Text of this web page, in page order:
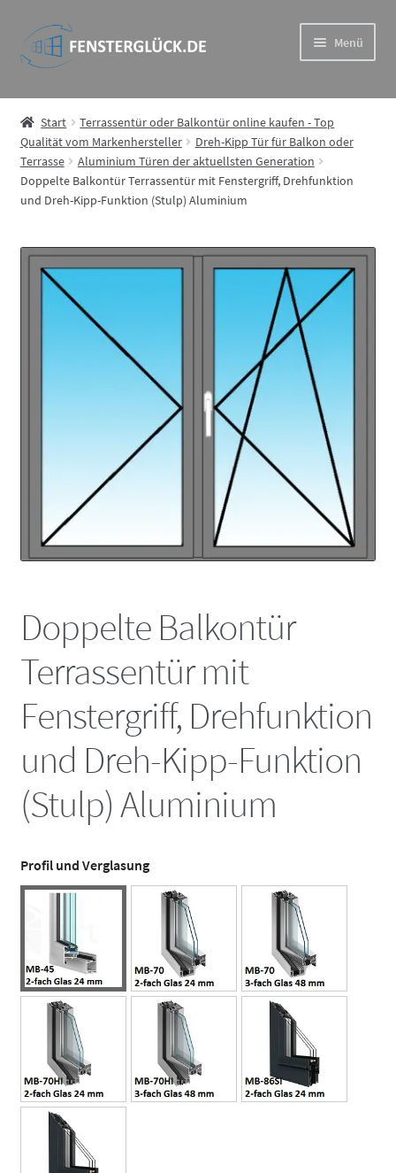
Zur
Navigation
Zum
Inhalt
Menü
Drutex Iglo – das hochwertige und preisgünstige Drutex-
System
Drutex MB – Eindrucksvoll und wiederstandsfähig im
Aluprof System
Drutex Duoline – ideale Kombination aus Haltbarkeit und
Ästhetik
Fensterbänke – passend zu jedem Fenster
Start
Terrassentür oder Balkontür online kaufen - Top
Qualität vom Markenhersteller
Dreh-Kipp Tür für Balkon oder
Terrasse
Aluminium Türen der aktuellsten Generation
Doppelte Balkontür Terrassentür mit Fenstergriff, Drehfunktion
und Dreh-Kipp-Funktion (Stulp) Aluminium
Doppelte Balkontür
Terrassentür mit
Fenstergriff, Drehfunktion
und Dreh-Kipp-Funktion
(Stulp) Aluminium
Profil und Verglasung